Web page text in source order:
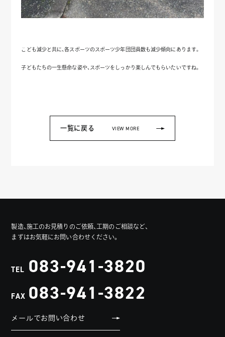
こども減少と共に、各スポーツのスポーツ少年団団員数も減少傾向にあります。
子どもたちの一生懸命な姿や、スポーツをしっかり楽しんでもらいたいですね。
一覧に戻る VIEW MORE
製造、施工のお見積りのご依頼、工期のご相談など、
まずはお気軽にお問い合わせください。
TEL 083-941-3820
FAX 083-941-3822
メールでお問い合わせ